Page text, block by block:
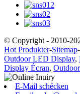
© Copyright - 2010-
Hot Produkter-Sitemap-
Outdoor LED Display,
Display Écran,
E-Mail schécken